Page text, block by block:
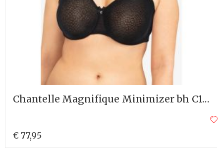
Chantelle Magnifique Minimizer bh C18910
€ 77,95